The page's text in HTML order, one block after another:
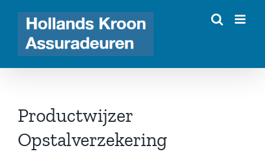
inhoud
Productwijzer
Opstalverzekering